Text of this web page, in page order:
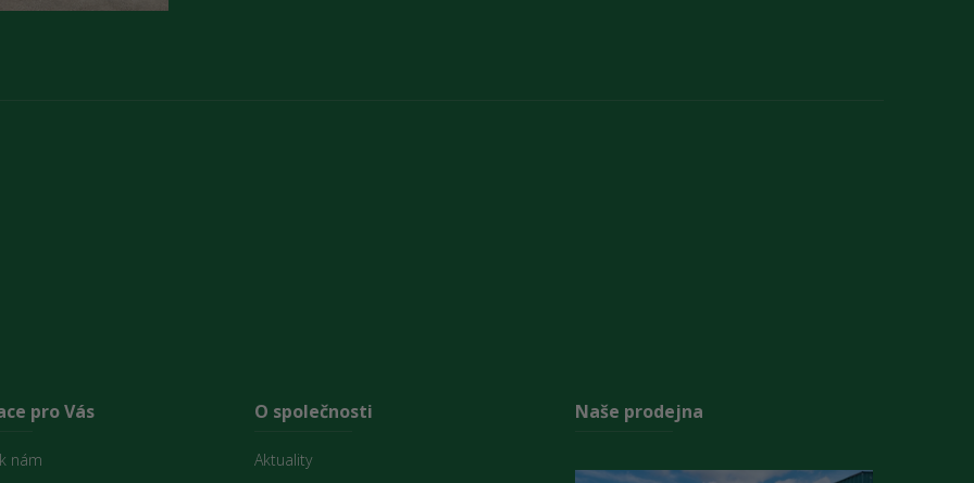
pro Vás
nám
O společnosti
Aktuality
Naše prodejna